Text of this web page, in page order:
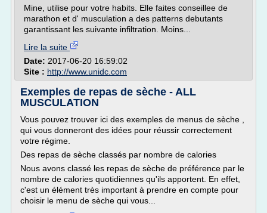
Mine, utilise pour votre habits. Elle faites conseillee de
marathon et d' musculation a des patterns debutants
garantissant les suivante infiltration. Moins...
Lire la suite
Date: 2017-06-20 16:59:02
Site : http://www.unidc.com
Exemples de repas de sèche - ALL
MUSCULATION
Vous pouvez trouver ici des exemples de menus de sèche ,
qui vous donneront des idées pour réussir correctement
votre régime.
Des repas de sèche classés par nombre de calories
Nous avons classé les repas de sèche de préférence par le
nombre de calories quotidiennes qu'ils apportent. En effet,
c'est un élément très important à prendre en compte pour
choisir le menu de sèche qui vous...